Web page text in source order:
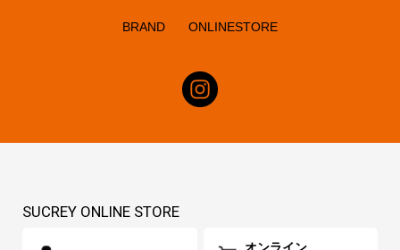
BRAND ONLINESTORE
SUCREY ONLINE STORE
オンライン